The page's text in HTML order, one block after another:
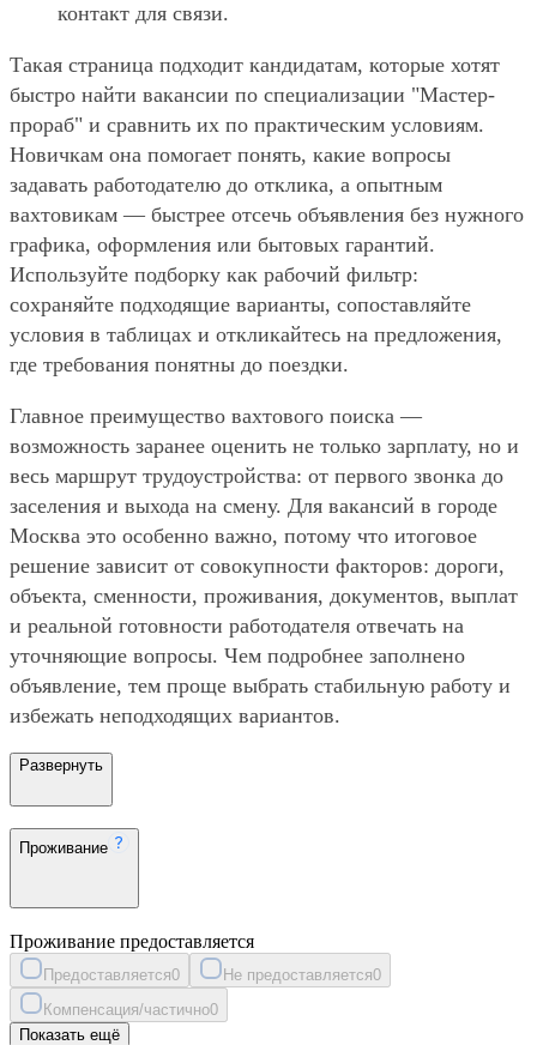
контакт для связи.
Такая страница подходит кандидатам, которые хотят
быстро найти вакансии по специализации "Мастер-
прораб" и сравнить их по практическим условиям.
Новичкам она помогает понять, какие вопросы
задавать работодателю до отклика, а опытным
вахтовикам — быстрее отсечь объявления без нужного
графика, оформления или бытовых гарантий.
Используйте подборку как рабочий фильтр:
сохраняйте подходящие варианты, сопоставляйте
условия в таблицах и откликайтесь на предложения,
где требования понятны до поездки.
Главное преимущество вахтового поиска —
возможность заранее оценить не только зарплату, но и
весь маршрут трудоустройства: от первого звонка до
заселения и выхода на смену. Для вакансий в городе
Москва это особенно важно, потому что итоговое
решение зависит от совокупности факторов: дороги,
объекта, сменности, проживания, документов, выплат
и реальной готовности работодателя отвечать на
уточняющие вопросы. Чем подробнее заполнено
объявление, тем проще выбрать стабильную работу и
избежать неподходящих вариантов.
Развернуть
Проживание
Проживание предоставляется
Предоставляется0 Не предоставляется0
Компенсация/частично0
Показать ещё